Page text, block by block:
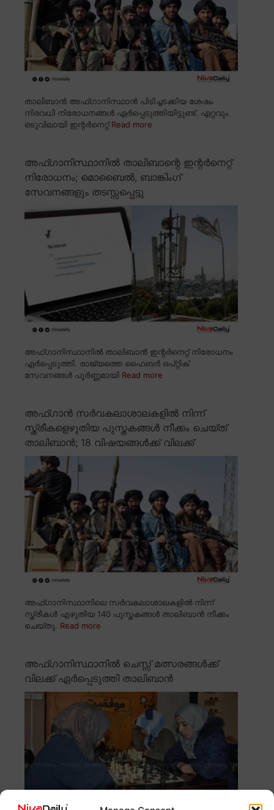
താലിബാൻ അഫ്ഗാനിസ്ഥാൻ പിടിച്ചടക്കിയ ശേഷം
നിരവധി നിരോധനങ്ങൾ ഏർപ്പെടുത്തിയിട്ടുണ്ട്. ഏറ്റവും
ഒടുവിലായി ഇന്റർനെറ്റ്Read more
അഫ്ഗാനിസ്ഥാനിൽ താലിബാന്റെ ഇന്റർനെറ്റ്
നിരോധനം; മൊബൈൽ, ബാങ്കിംഗ്
സേവനങ്ങളും തടസ്സപ്പെട്ടു
അഫ്ഗാനിസ്ഥാനിൽ താലിബാൻ ഇന്റർനെറ്റ് നിരോധനം
ഏർപ്പെടുത്തി. രാജ്യത്തെ ഫൈബർ ഒപ്റ്റിക്
സേവനങ്ങൾ പൂർണ്ണമായി Read more
അഫ്ഗാൻ സർവകലാശാലകളിൽ നിന്ന്
സ്ത്രീകളെഴുതിയ പുസ്തകങ്ങൾ നീക്കം ചെയ്ത്
താലിബാൻ; 18 വിഷയങ്ങൾക്ക് വിലക്ക്
അഫ്ഗാനിസ്ഥാനിലെ സർവകലാശാലകളിൽ നിന്ന്
സ്ത്രീകൾ എഴുതിയ 140 പുസ്തകങ്ങൾ താലിബാൻ നീക്കം
ചെയ്തു. Read more
അഫ്ഗാനിസ്ഥാനിൽ ചെസ്സ് മത്സരങ്ങൾക്ക്
വിലക്ക് ഏർപ്പെടുത്തി താലിബാൻ